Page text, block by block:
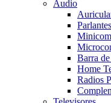
Audio
Parlantes
Barra
Home
Radios